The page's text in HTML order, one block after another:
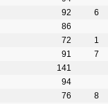
92
6
86
72
1
91
7
141
94
76
8